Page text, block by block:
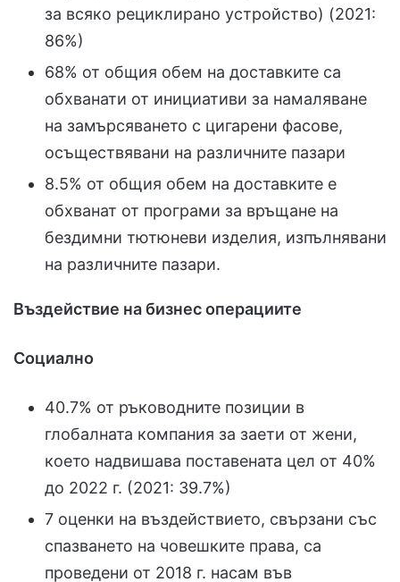
за всяко рециклирано устройство) (2021:
86%)
68% от общия обем на доставките са
обхванати от инициативи за намаляване
на замърсяването с цигарени фасове,
осъществявани на различните пазари
8.5% от общия обем на доставките е
обхванат от програми за връщане на
бездимни тютюневи изделия, изпълнявани
на различните пазари.
Въздействие на бизнес операциите
Социално
40.7% от ръководните позиции в
глобалната компания за заети от жени,
което надвишава поставената цел от 40%
до 2022 г. (2021: 39.7%)
7 оценки на въздействието, свързани със
спазването на човешките права, са
проведени от 2018 г. насам във